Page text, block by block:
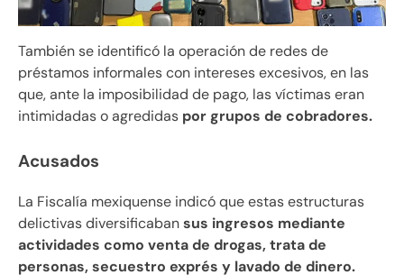
También se identificó la operación de redes de
préstamos informales con intereses excesivos, en las
que, ante la imposibilidad de pago, las víctimas eran
intimidadas o agredidas por grupos de cobradores.
Acusados
La Fiscalía mexiquense indicó que estas estructuras
delictivas diversificabansus ingresos mediante
actividades como venta de drogas, trata de
personas, secuestro exprés y lavado de dinero.